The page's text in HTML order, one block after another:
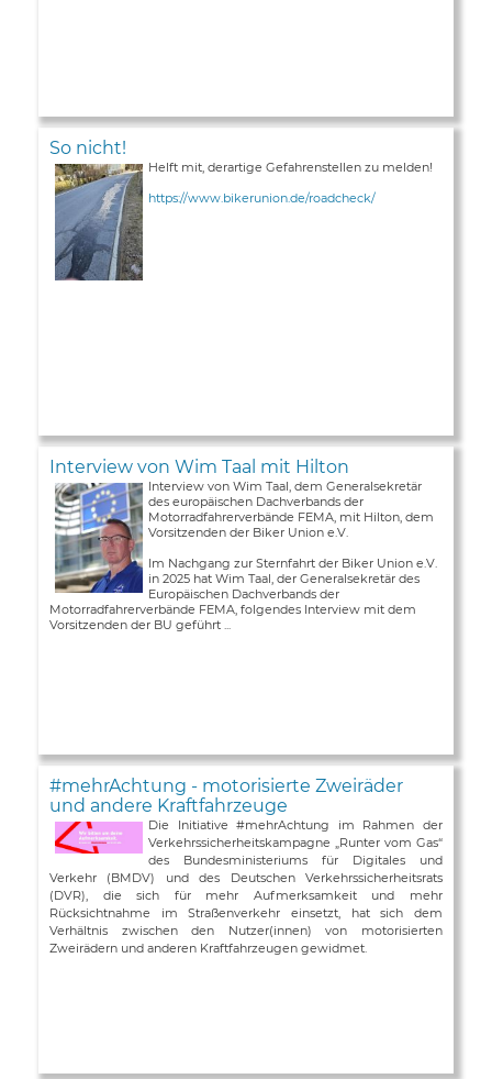
So nicht!
Helft mit, derartige Gefahrenstellen zu melden!
https://www.bikerunion.de/roadcheck/
Interview von Wim Taal mit Hilton
Interview von Wim Taal, dem Generalsekretär
des europäischen Dachverbands der
Motorradfahrerverbände FEMA, mit Hilton, dem
Vorsitzenden der Biker Union e.V.
Im Nachgang zur Sternfahrt der Biker Union e.V.
in 2025 hat Wim Taal, der Generalsekretär des
Europäischen Dachverbands der
Motorradfahrerverbände FEMA, folgendes Interview mit dem
Vorsitzenden der BU geführt ...
#mehrAchtung - motorisierte Zweiräder
und andere Kraftfahrzeuge
Die Initiative #mehrAchtung im Rahmen der
Verkehrssicherheitskampagne „Runter vom Gas“
des Bundesministeriums für Digitales und
Verkehr (BMDV) und des Deutschen Verkehrssicherheitsrats
(DVR), die sich für mehr Aufmerksamkeit und mehr
Rücksichtnahme im Straßenverkehr einsetzt, hat sich dem
Verhältnis zwischen den Nutzer(innen) von motorisierten
Zweirädern und anderen Kraftfahrzeugen gewidmet.